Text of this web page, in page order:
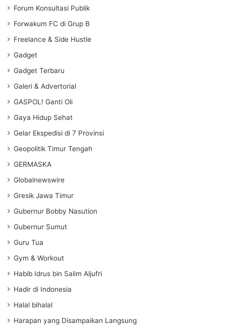
Forum Konsultasi Publik
Forwakum FC di Grup B
Freelance & Side Hustle
Gadget
Gadget Terbaru
Galeri & Advertorial
GASPOL! Ganti Oli
Gaya Hidup Sehat
Gelar Ekspedisi di 7 Provinsi
Geopolitik Timur Tengah
GERMASKA
Globalnewswire
Gresik Jawa Timur
Gubernur Bobby Nasution
Gubernur Sumut
Guru Tua
Gym & Workout
Habib Idrus bin Salim Aljufri
Hadir di Indonesia
Halal bihalal
Harapan yang Disampaikan Langsung